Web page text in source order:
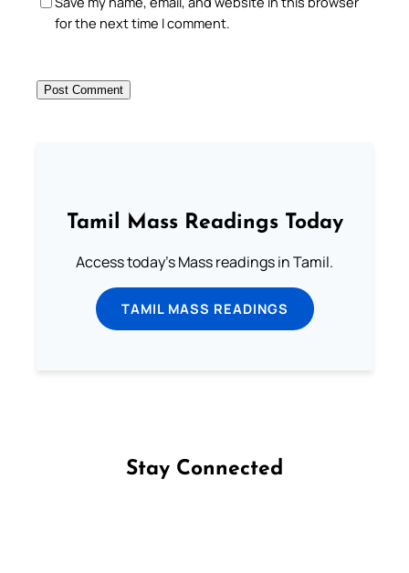
for the next time I comment.
Tamil Mass Readings Today
Access today's Mass readings in Tamil.
TAMIL MASS READINGS
Stay Connected